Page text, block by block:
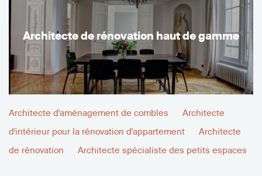
Architecte de rénovation haut de gamme
Architecte d'aménagement de combles
Architecte
d'intérieur pour la rénovation d'appartement
Architecte
de rénovation
Architecte spécialiste des petits espaces